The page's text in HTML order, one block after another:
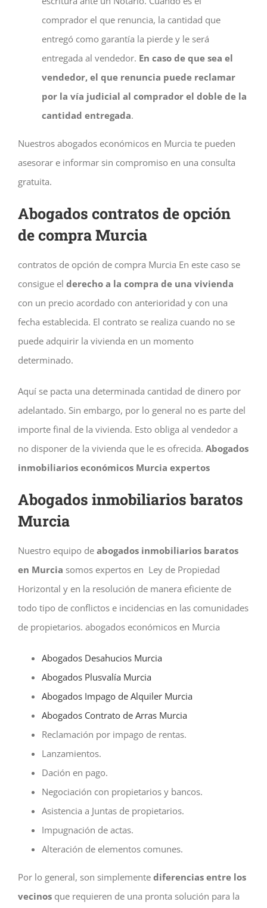
comprador el que renuncia, la cantidad que
entregó como garantía la pierde y le será
entregada al vendedor. En caso de que sea el
vendedor, el que renuncia puede reclamar
por la vía judicial al comprador el doble de la
cantidad entregada.
Nuestros abogados económicos en Murcia te pueden
asesorar e informar sin compromiso en una consulta
gratuita.
Abogados contratos de opción
de compra Murcia
contratos de opción de compra Murcia En este caso se
consigue el derecho a la compra de una vivienda
con un precio acordado con anterioridad y con una
fecha establecida. El contrato se realiza cuando no se
puede adquirir la vivienda en un momento
determinado.
Aquí se pacta una determinada cantidad de dinero por
adelantado. Sin embargo, por lo general no es parte del
importe final de la vivienda. Esto obliga al vendedor a
no disponer de la vivienda que le es ofrecida. Abogados
inmobiliarios económicos Murcia expertos
Abogados inmobiliarios baratos
Murcia
Nuestro equipo de abogados inmobiliarios baratos
en Murcia somos expertos en Ley de Propiedad
Horizontal y en la resolución de manera eficiente de
todo tipo de conflictos e incidencias en las comunidades
de propietarios. abogados económicos en Murcia
Abogados Desahucios Murcia
Abogados Plusvalía Murcia
Abogados Impago de Alquiler Murcia
Abogados Contrato de Arras Murcia
Reclamación por impago de rentas.
Lanzamientos.
Dación en pago.
Negociación con propietarios y bancos.
Asistencia a Juntas de propietarios.
Impugnación de actas.
Alteración de elementos comunes.
Por lo general, son simplemente diferencias entre los
vecinosque requieren de una pronta solución para la